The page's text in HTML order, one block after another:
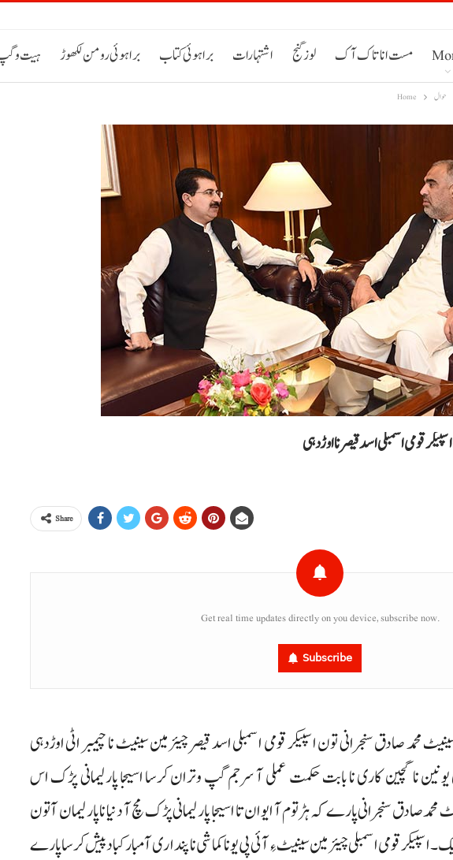
ہیت و براہوئی رومن لکھوڑ براہوئی کتاب اشتہارات لوز گنج مست انا تاک آک
Home حوال
قومی اسمبلی اسدقیصر نا اوڑدہی
Share
Get real time updates directly on you device, subscribe now.
Subscribe
محمد صادق سنجرانی تون اسپیکر قومی اسمبلی اسد قیصر چیئرمین سینیٹ نا چیمبر اٹی اوڑدہی
نا گچین کاری نا بابت حکمت عملی آ سرجم گپ وتران کرسا اسیجا پارلیمانی پڑک اس
صادق سنجرانی پارے کہ ہڑتوم آ ایوان تا اسیجا پارلیمانی پڑک مچ آ دنیا نا پارلیمان آتون
قومی اسمبلی چیئرمین سینیٹ ءِ آئی پی یو نا کماشی نا پنداری آ مبارکباد پیش کرسا پارے